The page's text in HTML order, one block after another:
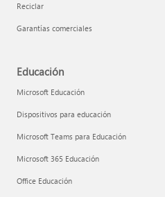
Reciclar
Garantías comerciales
Educación
Microsoft Educación
Dispositivos para educación
Microsoft Teams para Educación
Microsoft 365 Educación
Office Educación